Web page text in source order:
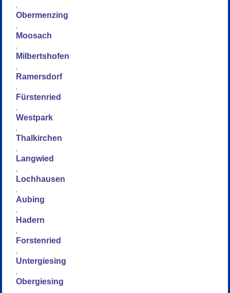
,
Obermenzing
,
Moosach
,
Milbertshofen
,
Ramersdorf
,
Fürstenried
,
Westpark
,
Thalkirchen
,
Langwied
,
Lochhausen
,
Aubing
,
Hadern
,
Forstenried
,
Untergiesing
,
Obergiesing